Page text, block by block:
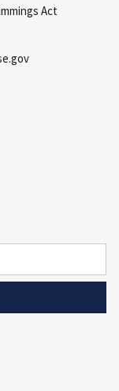
Act